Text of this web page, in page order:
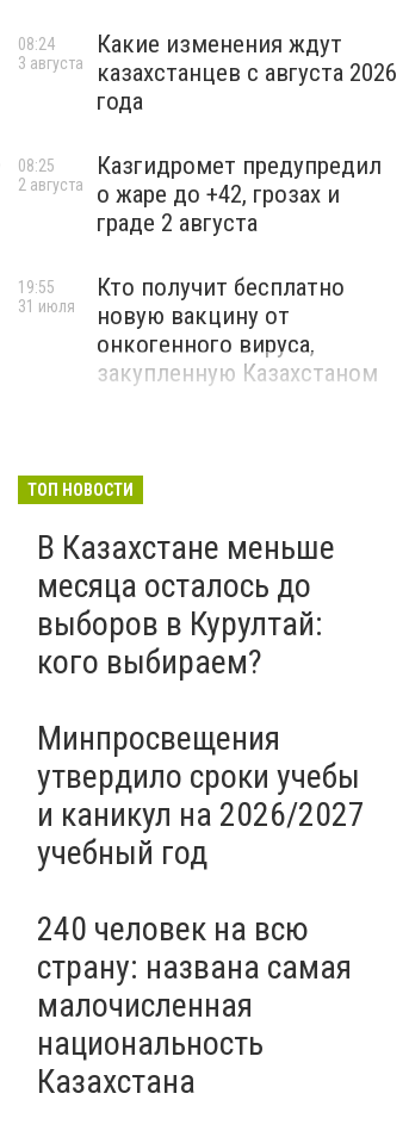
Какие изменения ждут
казахстанцев с августа 2026
года
08:24
3 августа
Казгидромет предупредил
о жаре до +42, грозах и
граде 2 августа
08:25
2 августа
Кто получит бесплатно
новую вакцину от
онкогенного вируса,
закупленную Казахстаном
19:55
31 июля
ТОП НОВОСТИ
В Казахстане меньше
месяца осталось до
выборов в Курултай:
кого выбираем?
Минпросвещения
утвердило сроки учебы
и каникул на 2026/2027
учебный год
240 человек на всю
страну: названа самая
малочисленная
национальность
Казахстана